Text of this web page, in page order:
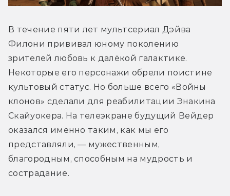
В течение пяти лет мультсериал Дэйва
Филони прививал юному поколению
зрителей любовь к далёкой галактике.
Некоторые его персонажи обрели поистине
культовый статус. Но больше всего «Войны
клонов» сделали для реабилитации Энакина
Скайуокера. На телеэкране будущий Вейдер
оказался именно таким, как мы его
представляли, — мужественным,
благородным, способным на мудрость и
сострадание.